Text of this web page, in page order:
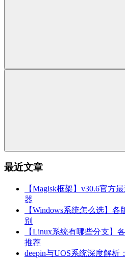
最近文章
【Magisk框架】v30.6官方
器
【Windows系统怎么选】
别
【Linux系统有哪些分支】
推荐
deepin与UOS系统深度解